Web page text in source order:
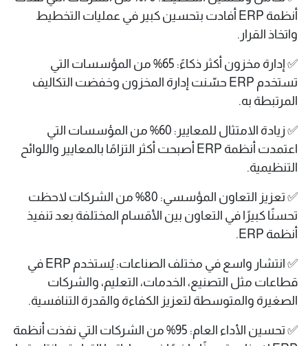
أنظمة ERP أفادت بتحسين كبير في عمليات التخطيط
واتخاذ القرار.
✅ إدارة مخزون أكثر ذكاءً: 65% من المؤسسات التي
تستخدم ERP حسّنت إدارة المخزون وخفضت التكاليف
المرتبطة به.
✅ زيادة الامتثال للمعايير: 60% من المؤسسات التي
اعتمدت أنظمة ERP أصبحت أكثر التزامًا بالمعايير واللوائح
التنظيمية.
✅ تعزيز التعاون المؤسسي: 80% من الشركات لاحظت
تحسنًا كبيرًا في التعاون بين الأقسام المختلفة بعد تنفيذ
أنظمة ERP.
✅ انتشار واسع في مختلف الصناعات: يُستخدم ERP في
قطاعات مثل التصنيع، الخدمات، التعليم، والشركات
الصغيرة والمتوسطة لتعزيز الكفاءة والقدرة التنافسية.
✅ تحسين الأداء العام: 95% من الشركات التي نفذت أنظمة